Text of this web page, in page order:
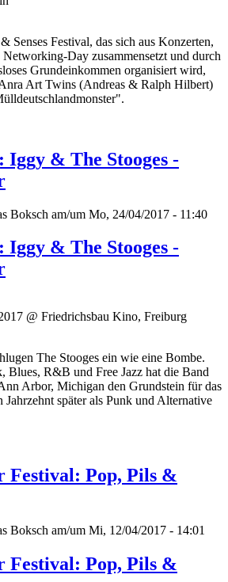
Senses Festival, das sich aus Konzerten,
Day zusammensetzt und durch
Grundeinkommen organisiert wird,
Art Twins (Andreas & Ralph Hilbert)
& The Stooges -
Boksch am/um Mo, 24/04/2017 - 11:40
& The Stooges -
@ Friedrichsbau Kino, Freiburg
The Stooges ein wie eine Bombe.
Blues, R&B und Free Jazz hat die Band
Arbor, Michigan den Grundstein für das
Jahrzehnt später als Punk und Alternative
Festival: Pop, Pils &
Boksch am/um Mi, 12/04/2017 - 14:01
Festival: Pop, Pils &